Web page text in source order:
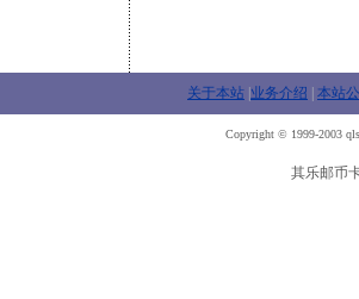
关于本站 业务介绍 本站
Copyright © 1999-2003
其乐邮币